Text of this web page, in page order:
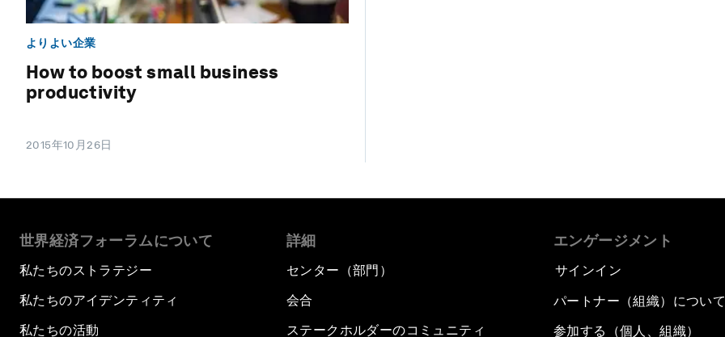
よりよい企業
How to boost small business
productivity
2015年10月26日
世界経済フォーラムについて
私たちのストラテジー
私たちのアイデンティティ
私たちの活動
詳細
センター（部門）
会合
ステークホルダーのコミュニティ
エンゲージメント
サインイン
パートナー（組織）について
参加する（個人、組織）